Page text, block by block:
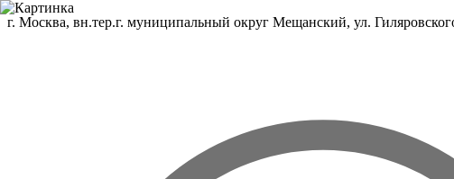
г. Москва, вн.тер.г. муниципальный округ Мещанский, ул.